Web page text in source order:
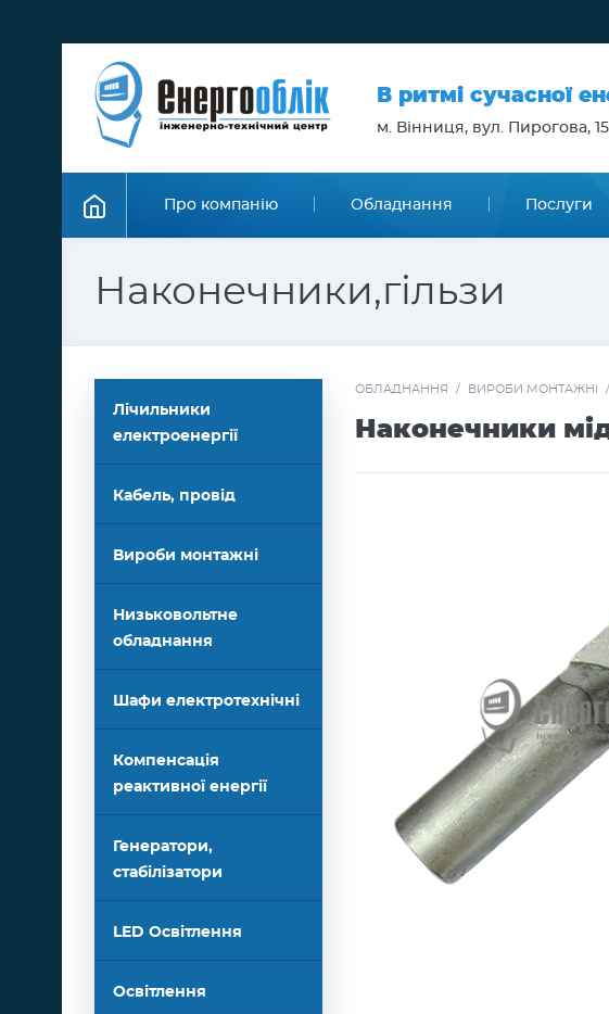
В ритмі сучасної
м. Вінниця, вул. Пирогова,
Про компанію Обладнання Послуги
Наконечники,гільзи
Лічильники
електроенергії
Кабель, провід
Вироби монтажні
Низьковольтне
обладнання
Шафи електротехнічні
Компенсація
реактивної енергії
Генератори,
стабілізатори
LED Освітлення
Освітлення
ОБЛАДНАННЯ / ВИРОБИ МОНТАЖНІ /
Наконечники